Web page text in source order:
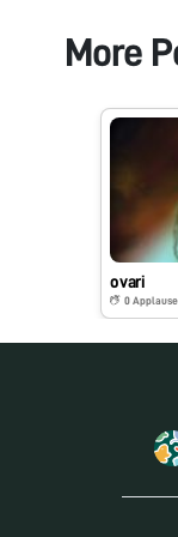
More
ovari
0 Applause